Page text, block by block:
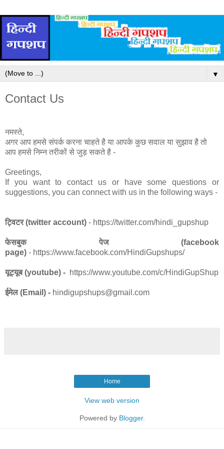
▼
Contact Us
नमस्ते,
अगर आप हमसे संपर्क करना चाहते है या आपके कुछ सवाल या सुझाव है तो
आप हमसे निम्न तरीकों से जुड़ सकते है -
Greetings,
If you want to contact us or have some questions or
suggestions, you can connect with us in the following ways -
ट्विटर (twitter account) - https://twitter.com/hindi_gupshup
फेसबुक पेज (facebook
page) - https://www.facebook.com/HindiGupshups/
यूट्यूब (youtube) - https://www.youtube.com/c/HindiGupShup
ईमेल (Email) - hindigupshups@gmail.com
Home
View web version
Powered by Blogger.